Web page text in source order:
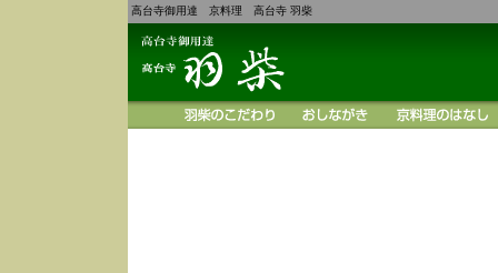
高台寺御用達 京料理 高台寺 羽柴